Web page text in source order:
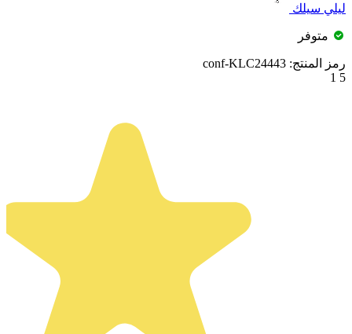
ليلي سيلك
متوفر
رمز المنتج: conf-KLC24443
5
1